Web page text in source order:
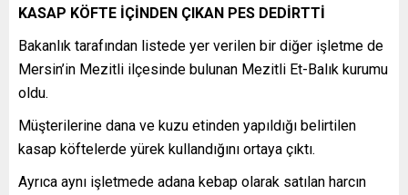
KASAP KÖFTE İÇİNDEN ÇIKAN PES DEDİRTTİ
Bakanlık tarafından listede yer verilen bir diğer işletme de
Mersin’in Mezitli ilçesinde bulunan Mezitli Et-Balık kurumu
oldu.
Müşterilerine dana ve kuzu etinden yapıldığı belirtilen
kasap köftelerde yürek kullandığını ortaya çıktı.
Ayrıca aynı işletmede adana kebap olarak satılan harcın